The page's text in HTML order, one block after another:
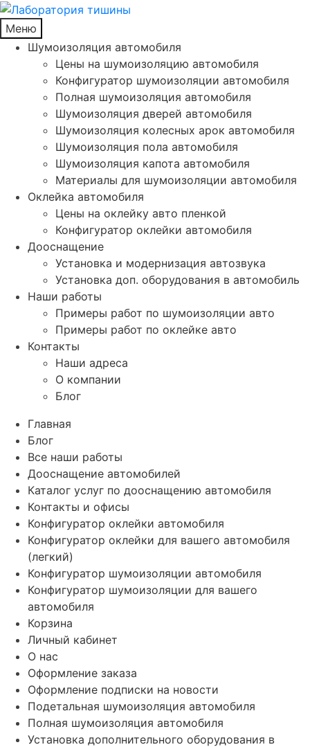
Меню
Шумоизоляция автомобиля
Цены на шумоизоляцию автомобиля
Конфигуратор шумоизоляции автомобиля
Полная шумоизоляция автомобиля
Шумоизоляция дверей автомобиля
Шумоизоляция колесных арок автомобиля
Шумоизоляция пола автомобиля
Шумоизоляция капота автомобиля
Материалы для шумоизоляции автомобиля
Оклейка автомобиля
Цены на оклейку авто пленкой
Конфигуратор оклейки автомобиля
Дооснащение
Установка и модернизация автозвука
Установка доп. оборудования в автомобиль
Наши работы
Примеры работ по шумоизоляции авто
Примеры работ по оклейке авто
Контакты
Наши адреса
О компании
Блог
Главная
Блог
Все наши работы
Дооснащение автомобилей
Каталог услуг по дооснащению автомобиля
Контакты и офисы
Конфигуратор оклейки автомобиля
Конфигуратор оклейки для вашего автомобиля
(легкий)
Конфигуратор шумоизоляции автомобиля
Конфигуратор шумоизоляции для вашего
автомобиля
Корзина
Личный кабинет
О нас
Оформление заказа
Оформление подписки на новости
Подетальная шумоизоляция автомобиля
Полная шумоизоляция автомобиля
Установка дополнительного оборудования в